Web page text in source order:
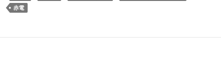
赤電